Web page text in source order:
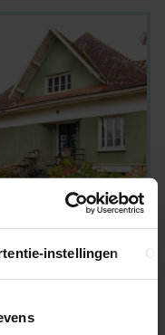
instellingen
een wel heel